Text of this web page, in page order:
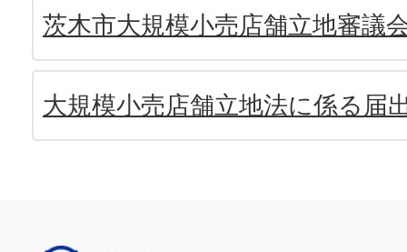
茨木市大規模小売店舗立地審議
大規模小売店舗立地法に係る届